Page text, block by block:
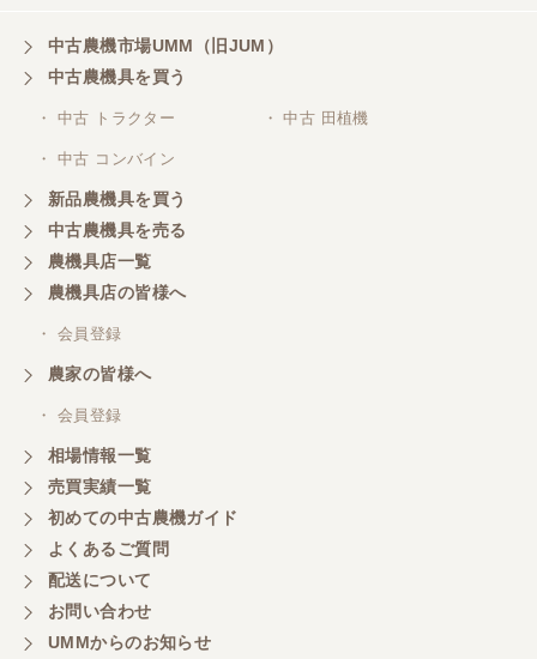
三重県／山本
対応ありがとうございました。
三重県／山本
共立シュレッターを受け取りました。 状態は問題な
く、エンジンも調子がよさそうです。 ありがとうご
ざいました。
三重県／
嫌な顔をせずに一生懸命頑張ってくれる中山さんに
感謝しています。ここで3台買いましたが、これから
もよろしくお願いしたいです。
三重県／
初めてコンバインを買いに行ったのですが、とても
明るい方に担当していただき細かく説明して下さっ
てとても嬉しかったです。
中古農機市場UMM（旧JUM）
中古農機具を買う
・ 中古 トラクター ・ 中古 田植機
・ 中古 コンバイン
新品農機具を買う
中古農機具を売る
農機具店一覧
農機具店の皆様へ
・ 会員登録
農家の皆様へ
・ 会員登録
相場情報一覧
売買実績一覧
初めての中古農機ガイド
よくあるご質問
配送について
お問い合わせ
UMMからのお知らせ